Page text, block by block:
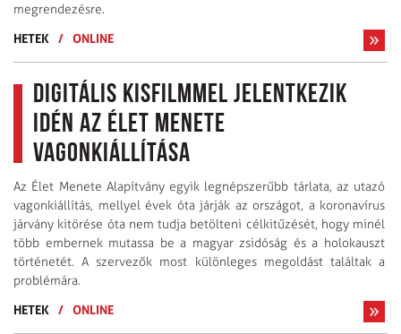
megrendezésre.
HETEK
/ ONLINE
Digitális kisfilmmel jelentkezik
idén az Élet Menete
vagonkiállítása
Az Élet Menete Alapítvány egyik legnépszerűbb tárlata, az utazó
vagonkiállítás, mellyel évek óta járják az országot, a koronavírus
járvány kitörése óta nem tudja betölteni célkitűzését, hogy minél
több embernek mutassa be a magyar zsidóság és a holokauszt
történetét. A szervezők most különleges megoldást találtak a
problémára.
HETEK
/ ONLINE